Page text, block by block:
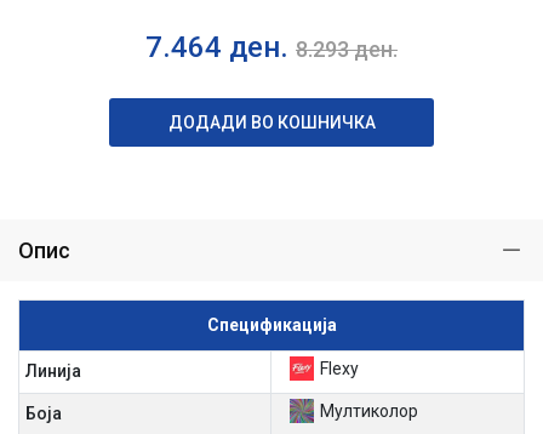
7.464 ден. 8.293ден.
ДОДАДИ ВО КОШНИЧКА
Опис
Спецификација
Линија Flexy
Боја Мултиколор